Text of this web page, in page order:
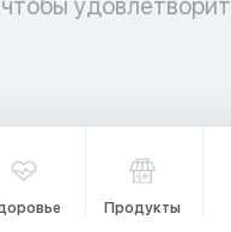
Продукты